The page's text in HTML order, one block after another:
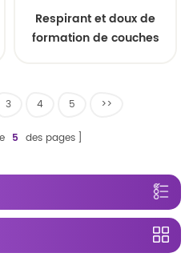
Respirant et doux de
formation de couches
3 4 5 >>
5 des pages